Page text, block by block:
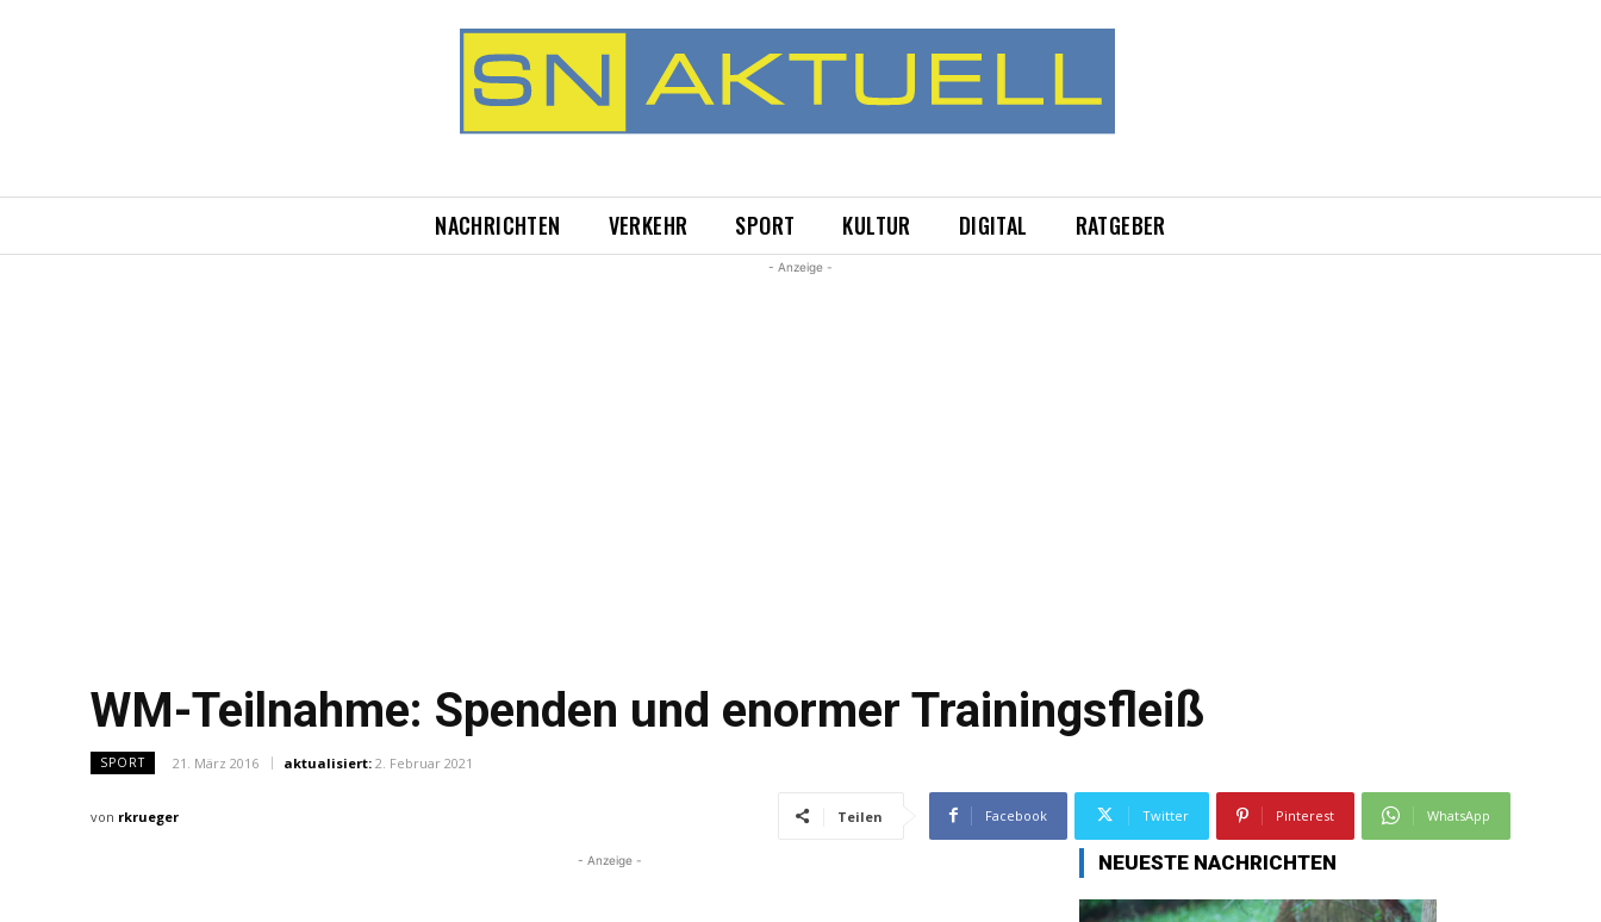
NACHRICHTEN VERKEHR SPORT KULTUR DIGITAL RATGEBER
- Anzeige -
WM-Teilnahme: Spenden und enormer Trainingsfleiß
SPORT 21. März 2016 aktualisiert: 2. Februar 2021
von rkrueger Teilen Facebook Twitter Pinterest WhatsApp
- Anzeige - NEUESTE NACHRICHTEN